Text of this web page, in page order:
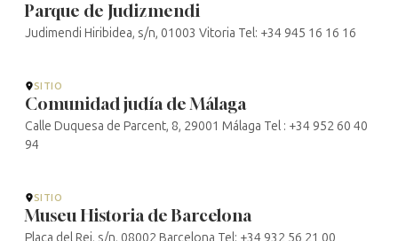
Parque de Judizmendi
Judimendi Hiribidea, s/n, 01003 Vitoria Tel: +34 945 16 16 16
SITIO
Comunidad judía de Málaga
Calle Duquesa de Parcent, 8, 29001 Málaga Tel : +34 952 60 40
94
SITIO
Museu Historia de Barcelona